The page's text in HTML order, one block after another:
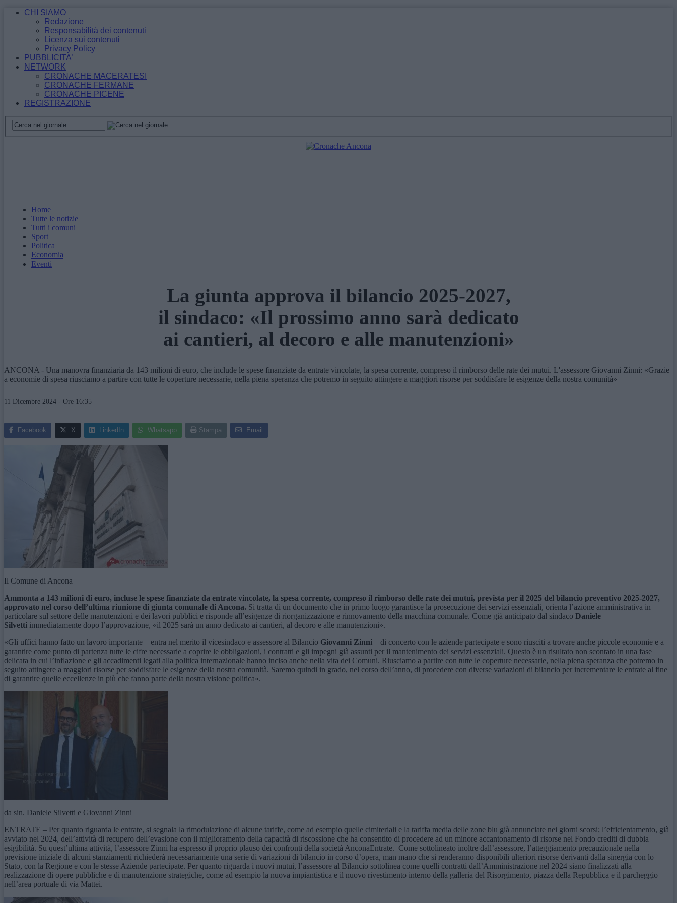
CHI SIAMO
Redazione
Responsabilità dei contenuti
Licenza sui contenuti
Privacy Policy
PUBBLICITA’
NETWORK
CRONACHE MACERATESI
CRONACHE FERMANE
CRONACHE PICENE
REGISTRAZIONE
Home
Tutte le notizie
Tutti i comuni
Sport
Politica
Economia
Eventi
La giunta approva il bilancio 2025-2027,
il sindaco: «Il prossimo anno sarà dedicato
ai cantieri, al decoro e alle manutenzioni»
ANCONA - Una manovra finanziaria da 143 milioni di euro, che include le spese finanziate da entrate vincolate, la spesa corrente, compreso il rimborso delle rate dei mutui. L'assessore Giovanni Zinni: «Grazie
a economie di spesa riusciamo a partire con tutte le coperture necessarie, nella piena speranza che potremo in seguito attingere a maggiori risorse per soddisfare le esigenze della nostra comunità»
11 Dicembre 2024 - Ore 16:35
Facebook X LinkedIn Whatsapp Stampa Email
Il Comune di Ancona
Ammonta a 143 milioni di euro, incluse le spese finanziate da entrate vincolate, la spesa corrente, compreso il rimborso delle rate dei mutui, prevista per il 2025 del bilancio preventivo 2025-2027,
approvato nel corso dell’ultima riunione di giunta comunale di Ancona. Si tratta di un documento che in primo luogo garantisce la prosecuzione dei servizi essenziali, orienta l’azione amministrativa in
particolare sul settore delle manutenzioni e dei lavori pubblici e risponde all’esigenze di riorganizzazione e rinnovamento della macchina comunale. Come già anticipato dal sindaco Daniele
Silvetti immediatamente dopo l’approvazione, «il 2025 sarà un anno dedicato ai cantieri, al decoro e alle manutenzioni».
«Gli uffici hanno fatto un lavoro importante – entra nel merito il vicesindaco e assessore al Bilancio Giovanni Zinni – di concerto con le aziende partecipate e sono riusciti a trovare anche piccole economie e a
garantire come punto di partenza tutte le cifre necessarie a coprire le obbligazioni, i contratti e gli impegni già assunti per il mantenimento dei servizi essenziali. Questo è un risultato non scontato in una fase
delicata in cui l’inflazione e gli accadimenti legati alla politica internazionale hanno inciso anche nella vita dei Comuni. Riusciamo a partire con tutte le coperture necessarie, nella piena speranza che potremo in
seguito attingere a maggiori risorse per soddisfare le esigenze della nostra comunità. Saremo quindi in grado, nel corso dell’anno, di procedere con diverse variazioni di bilancio per incrementare le entrate al fine
di garantire quelle eccellenze in più che fanno parte della nostra visione politica».
da sin. Daniele Silvetti e Giovanni Zinni
ENTRATE – Per quanto riguarda le entrate, si segnala la rimodulazione di alcune tariffe, come ad esempio quelle cimiteriali e la tariffa media delle zone blu già annunciate nei giorni scorsi; l’efficientamento, già
avviato nel 2024, dell’attività di recupero dell’evasione con il miglioramento della capacità di riscossione che ha consentito di procedere ad un minore accantonamento di risorse nel Fondo crediti di dubbia
esigibilità. Su quest’ultima attività, l’assessore Zinni ha espresso il proprio plauso dei confronti della società AnconaEntrate. Come sottolineato inoltre dall’assessore, l’atteggiamento precauzionale nella
previsione iniziale di alcuni stanziamenti richiederà necessariamente una serie di variazioni di bilancio in corso d’opera, man mano che si renderanno disponibili ulteriori risorse derivanti dalla sinergia con lo
Stato, con la Regione e con le stesse Aziende partecipate. Per quanto riguarda i nuovi mutui, l’assessore al Bilancio sottolinea come quelli contratti dall’Amministrazione nel 2024 siano finalizzati alla
realizzazione di opere pubbliche e di manutenzione strategiche, come ad esempio la nuova impiantistica e il nuovo rivestimento interno della galleria del Risorgimento, piazza della Repubblica e il parcheggio
nell’area portuale di via Mattei.